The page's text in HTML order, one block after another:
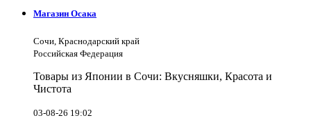
Магазин Осака
Сочи, Краснодарский край
Российская Федерация
Товары из Японии в Сочи: Вкусняшки, Красота и
Чистота
03-08-26 19:02